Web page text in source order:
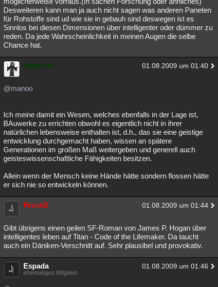
Desweiteren kann man ja auch nicht sagen was anderen Paneten
für Rohstoffe sind ud wie sie in gebauh sind deswegen ist es
Sinnlos bei diesen Dimensionen über intelligenter oder dümmer zu
reden. Da jede Wahrscheinlichkeit in meinen Augen die selbe
Chance hat.
shionoro 01.08.2009 um 01:40
@manoo
Ich meine damit ein Wesen, welches ebenfalls in der Lage ist,
BAuwerke zu errichten obwohl es eigentlich nicht in ihrer
natürlichen lebensweise enthalten ist, d.h., das sie eine geistige
entwicklung durchgemacht haben, wissen an spätere
Generationen im großen Maß weitergeben und generell auch
geisteswissenschaftliche Fähigkeiten besitzen.
Allein wenn der Mensch keine Hände hätte sondern flossen hätte
er sich nie so entwickeln können.
FrankD 01.08.2009 um 01:44
Gibt übrigens einen geilen SF-Roman von James P. Hogan über
intelligentes leben auf Titan - Code of the Lifemaker. Da taucht
auch ein Däniken-Verschnitt auf. Sehr plausibel und provokativ.
Espada 01.08.2009 um 01:46
ehemaliges Mitglied